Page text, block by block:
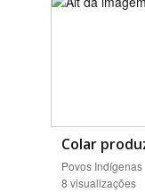
Colar
Povos Indígenas
8 visualizações